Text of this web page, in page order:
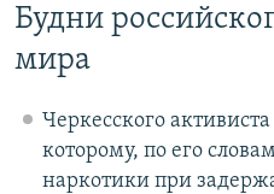
Будни
мира
Черкесского
которому, по его
наркотики при